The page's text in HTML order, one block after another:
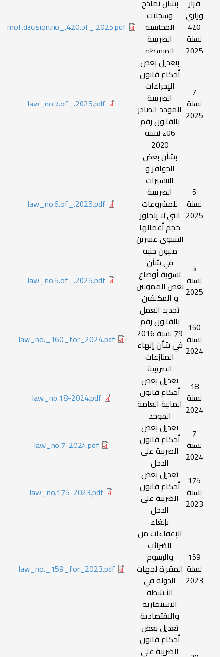
قرار
وزاري
420
لسنة
2025
بشأن نماذج
وسجلات
المحاسبة
الضريبية
المبسطه
mof.decision.no_.420.of_.2025.pdf
7
لسنة
2025
بتعديل بعض
أحكام قانون
الإجراءات
الضريبية
الموحد الصادر
بالقانون رقم
206 لسنة
2020
law_no.7.of_.2025.pdf
6
لسنة
2025
بشأن بعض
الحوافز و
التيسيرات
الضريبية
للمشروعات
التي لا يتجاوز
حجم أعمالها
السنوي عشرين
مليون جنيه
law_no.6.of_.2025.pdf
5
لسنة
2025
في شأن
تسوية أوضاع
بعض الممولين
و المكلفين
law_no.5.of_.2025.pdf
160
لسنة
2024
تجديد العمل
بالقانون رقم
79 لسنة 2016
في شأن إنهاء
المنازعات
الضريبية
law_no._160_for_2024.pdf
18
لسنة
2024
تعديل بعض
أحكام قانون
المالية العامة
الموحد
law_no.18-2024.pdf
7
لسنة
2024
تعديل بعض
أحكام قانون
الضريبة على
الدخل
law_no.7-2024.pdf
175
لسنة
2023
تعديل بعض
أحكام قانون
الضريبة على
الدخل
law_no.175-2023.pdf
159
لسنة
2023
بإلغاء
الإعفاءات من
الضرائب
والرسوم
المقررة لجهات
الدولة في
الأنشطة
الاستثمارية
والاقتصادية
law_no._159_for_2023.pdf
تعديل بعض
أحكام قانون
الضريبة على